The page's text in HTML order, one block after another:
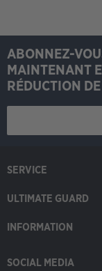
ABONNEZ-
MAINTENANT
RÉDUCTION
SERVICE
ULTIMATE GUARD
INFORMATION
SOCIAL MEDIA